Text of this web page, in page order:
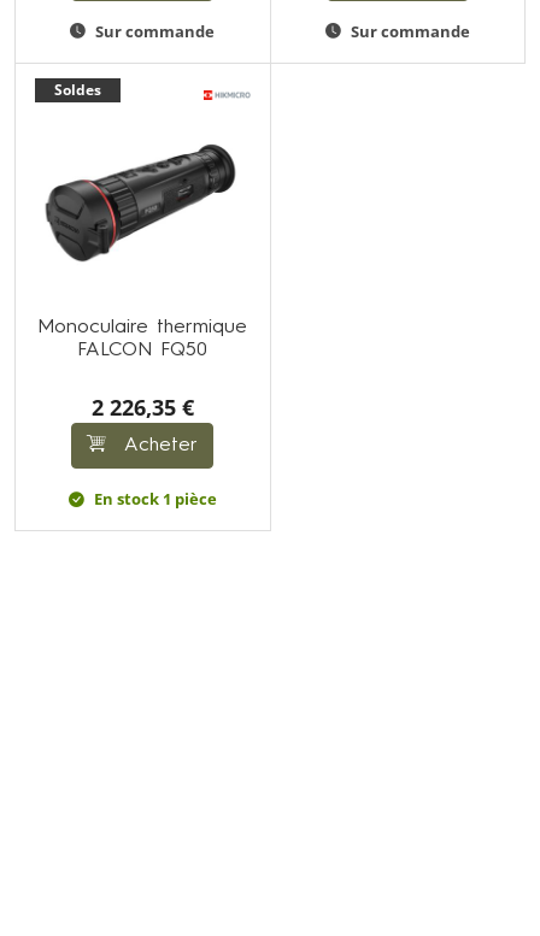
Sur commande Sur commande
Soldes
Monoculaire thermique
FALCON FQ50
2 226,35 €
Acheter
En stock 1 pièce